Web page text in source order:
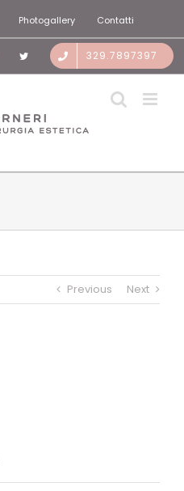
Photogallery Contatti
329.7897397
Previous Next